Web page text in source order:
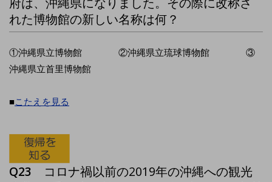
れた博物館の新しい名称は何？
①沖縄県立博物館 ②沖縄県立琉球博物館 ③
沖縄県立首里博物館
■こたえを見る
Q23
コロナ禍以前の2019年の沖縄への観光